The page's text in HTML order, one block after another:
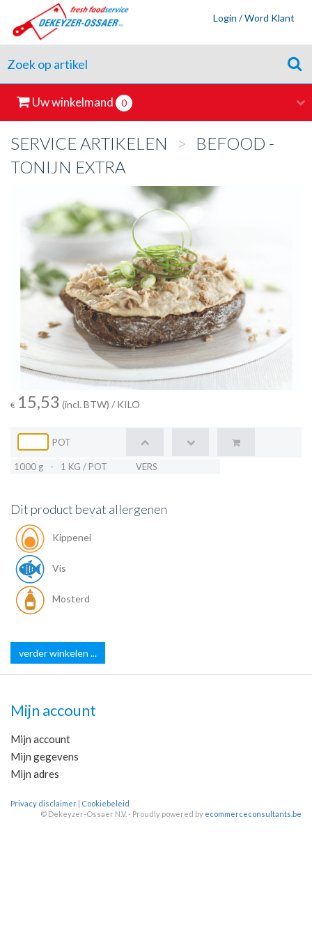
Login / Word Klant
Uw winkelmand 0
SERVICE ARTIKELEN > BEFOOD -
TONIJN EXTRA
€ 15,53 (incl. BTW) / KILO
POT
1000 g - 1 KG / POT VERS
Dit product bevat allergenen
Kippenei
Vis
Mosterd
verder winkelen ...
Mijn account
Mijn account
Mijn gegevens
Mijn adres
Privacy disclaimer | Cookiebeleid
© Dekeyzer-Ossaer N.V. - Proudly powered by ecommerceconsultants.be